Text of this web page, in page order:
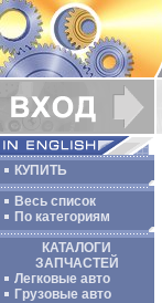
КУПИТЬ
Весь список
По категориям
КАТАЛОГИ
ЗАПЧАСТЕЙ
Легковые авто
Грузовые авто